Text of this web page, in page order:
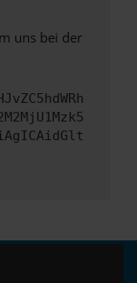
uns bei der